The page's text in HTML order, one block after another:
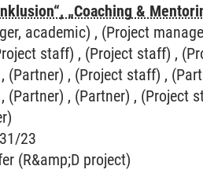
„Coaching &
academic) , (Project
staff) , (Project staff) ,
(Partner) , (Project staff) ,
(Partner) , (Partner) , (Project
23
(R&amp;D project)